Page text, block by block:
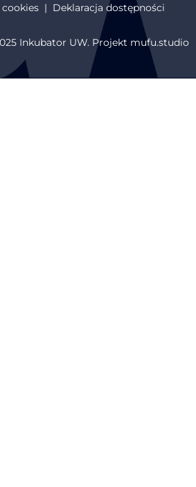
| Deklaracja dostępności
Inkubator UW. Projekt mufu.studio